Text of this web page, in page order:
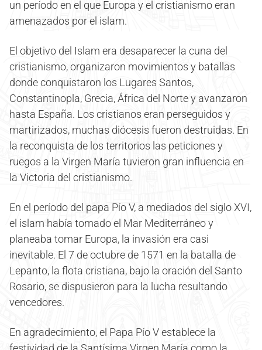
un período en el que Europa y el cristianismo eran
amenazados por el islam.
El objetivo del Islam era desaparecer la cuna del
cristianismo, organizaron movimientos y batallas
donde conquistaron los Lugares Santos,
Constantinopla, Grecia, África del Norte y avanzaron
hasta España. Los cristianos eran perseguidos y
martirizados, muchas diócesis fueron destruidas. En
la reconquista de los territorios las peticiones y
ruegos a la Virgen María tuvieron gran influencia en
la Victoria del cristianismo.
En el período del papa Pío V, a mediados del siglo XVI,
el islam había tomado el Mar Mediterráneo y
planeaba tomar Europa, la invasión era casi
inevitable. El 7 de octubre de 1571 en la batalla de
Lepanto, la flota cristiana, bajo la oración del Santo
Rosario, se dispusieron para la lucha resultando
vencedores.
En agradecimiento, el Papa Pío V establece la